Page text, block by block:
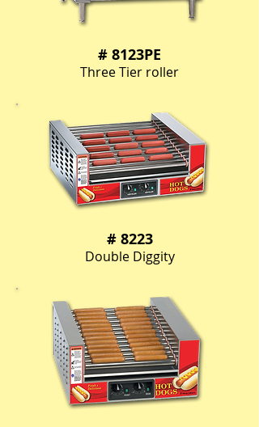
# 8123PE
Three Tier roller
# 8223
Double Diggity